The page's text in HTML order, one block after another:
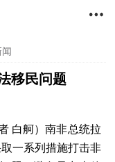

移民问题
白舸）南非总统拉
一系列措施打击非